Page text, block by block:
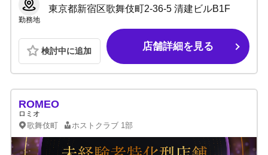
勤務地
東京都新宿区歌舞伎町2-36-5 清建ビルB1F
検討中に追加 店舗詳細を見る
ROMEO
ロミオ
歌舞伎町 ホストクラブ 1部